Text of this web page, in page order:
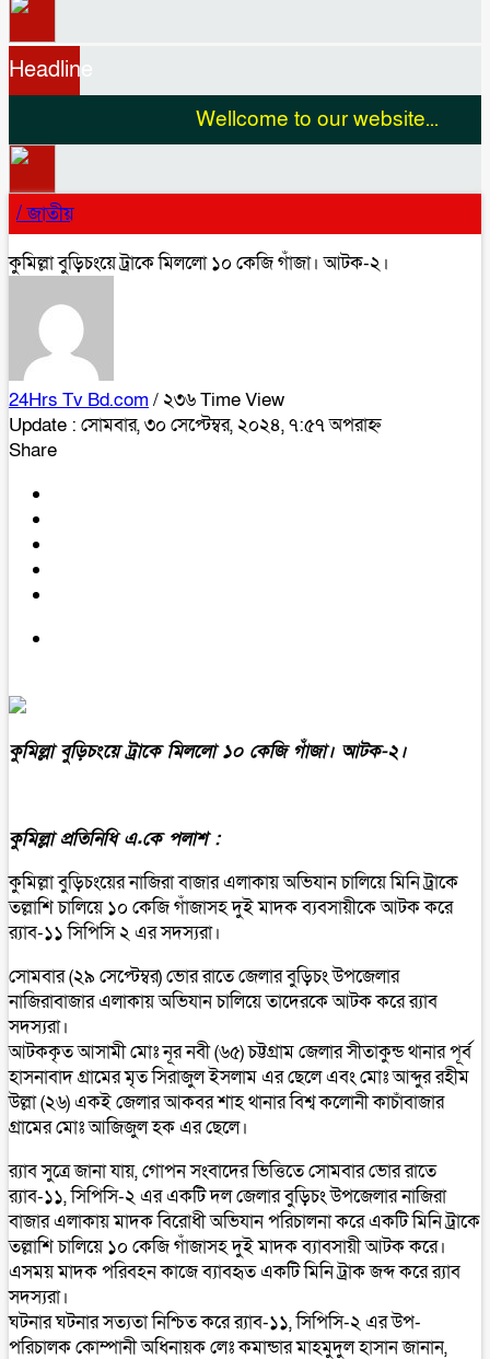
Headline
Wellcome to our website...
/জাতীয়
কুমিল্লা বুড়িচংয়ে ট্রাকে মিললো ১০ কেজি গাঁজা। আটক-২।
24Hrs Tv Bd.com / ২৩৬ Time View
Update : সোমবার, ৩০ সেপ্টেম্বর, ২০২৪, ৭:৫৭ অপরাহ্ন
Share
কুমিল্লা বুড়িচংয়ে ট্রাকে মিললো ১০ কেজি গাঁজা। আটক-২।
কুমিল্লা প্রতিনিধি এ.কে পলাশ :
কুমিল্লা বুড়িচংয়ের নাজিরা বাজার এলাকায় অভিযান চালিয়ে মিনি ট্রাকে
তল্লাশি চালিয়ে ১০ কেজি গাঁজাসহ দুই মাদক ব‍্যবসায়ীকে আটক করে
র‌্যাব-১১ সিপিসি ২ এর সদস্যরা।
সোমবার (২৯ সেপ্টেম্বর) ভোর রাতে জেলার বুড়িচং উপজেলার
নাজিরাবাজার এলাকায় অভিযান চালিয়ে তাদেরকে আটক করে র‍্যাব
সদস্যরা।
আটককৃত আসামী মোঃ নূর নবী (৬৫) চট্টগ্রাম জেলার সীতাকুন্ড থানার পূর্ব
হাসনাবাদ গ্রামের মৃত সিরাজুল ইসলাম এর ছেলে এবং মোঃ আব্দুর রহীম
উল্লা (২৬) একই জেলার আকবর শাহ থানার বিশ্ব কলোনী কাচাঁবাজার
গ্রামের মোঃ আজিজুল হক এর ছেলে।
র‍্যাব সুত্রে জানা যায়, গোপন সংবাদের ভিত্তিতে সোমবার ভোর রাতে
র‌্যাব-১১, সিপিসি-২ এর একটি দল জেলার বুড়িচং উপজেলার নাজিরা
বাজার এলাকায় মাদক বিরোধী অভিযান পরিচালনা করে একটি মিনি ট্রাকে
তল্লাশি চালিয়ে ১০ কেজি গাঁজাসহ দুই মাদক ব‍্যাবসায়ী আটক করে।
এসময় মাদক পরিবহন কাজে ব‍্যাবহৃত একটি মিনি ট্রাক জব্দ করে র‍্যাব
সদস্যরা।
ঘটনার ঘটনার সত্যতা নিশ্চিত করে র‌্যাব-১১, সিপিসি-২ এর উপ-
পরিচালক কোম্পানী অধিনায়ক লেঃ কমান্ডার মাহমুদুল হাসান জানান,